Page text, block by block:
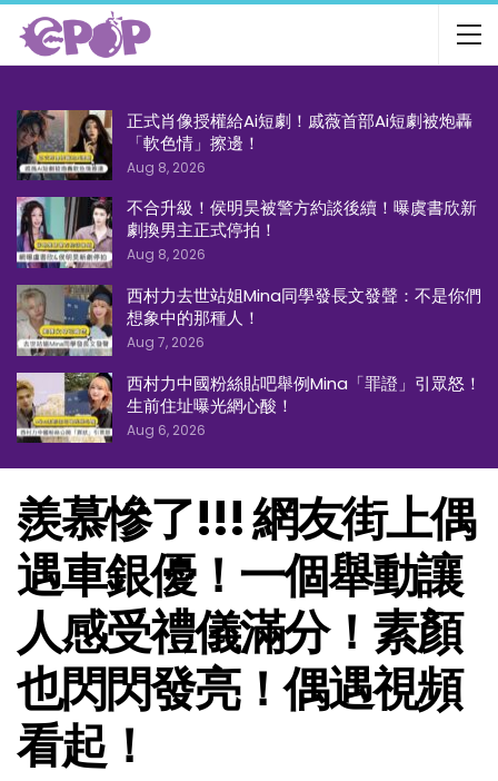
正式肖像授權給Ai短劇！戚薇首部Ai短劇被炮轟
「軟色情」擦邊！
Aug 8, 2026
不合升級！侯明昊被警方約談後續！曝虞書欣新
劇換男主正式停拍！
Aug 8, 2026
西村力去世站姐Mina同學發長文發聲：不是你們
想象中的那種人！
Aug 7, 2026
西村力中國粉絲貼吧舉例Mina「罪證」引眾怒！
生前住址曝光網心酸！
Aug 6, 2026
羨慕慘了!!! 網友街上偶
遇車銀優！一個舉動讓
人感受禮儀滿分！素顏
也閃閃發亮！偶遇視頻
看起！